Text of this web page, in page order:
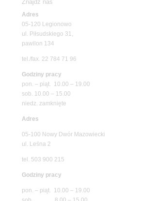
Znajdź nas
Adres
05-120 Legionowo
ul. Piłsudskiego 31,
pawilon 134
tel./fax. 22 784 71 96
Godziny pracy
pon. – piąt. 10.00 – 19.00
sob. 10.00 – 15.00
niedz. zamknięte
Adres
05-100 Nowy Dwór Mazowiecki
ul. Leśna 2
tel. 503 900 215
Godziny pracy
pon. – piąt. 10.00 – 19.00